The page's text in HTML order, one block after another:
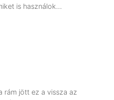
is használok…
rám jött ez a vissza az